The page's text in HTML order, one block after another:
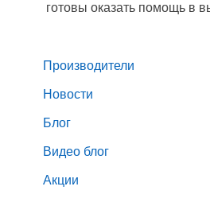
готовы оказать помощь в
Производители
Новости
Блог
Видео блог
Акции